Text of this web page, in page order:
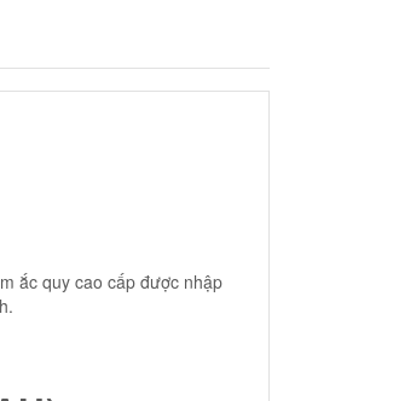
ắc quy cao cấp được nhập